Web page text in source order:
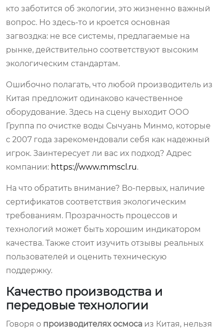
кто заботится об экологии, это жизненно важный
вопрос. Но здесь-то и кроется основная
загвоздка: не все системы, предлагаемые на
рынке, действительно соответствуют высоким
экологическим стандартам.
Ошибочно полагать, что любой производитель из
Китая предложит одинаково качественное
оборудование. Здесь на сцену выходит ООО
Группа по очистке воды Сычуань Минмо, которые
с 2007 года зарекомендовали себя как надежный
игрок. Заинтересует ли вас их подход? Адрес
компании: https://www.mmscl.ru.
На что обратить внимание? Во-первых, наличие
сертификатов соответствия экологическим
требованиям. Прозрачность процессов и
технологий может быть хорошим индикатором
качества. Также стоит изучить отзывы реальных
пользователей и оценить техническую
поддержку.
Качество производства и
передовые технологии
Говоря о производителях осмоса из Китая, нельзя